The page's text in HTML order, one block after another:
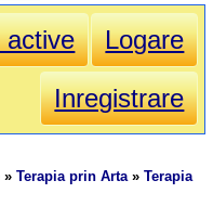
active
Logare
Inregistrare
»Terapia prin Arta»Terapia